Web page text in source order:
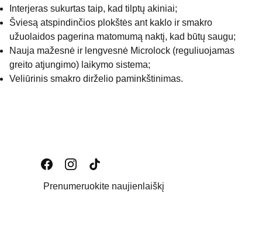
Interjeras sukurtas taip, kad tilptų akiniai;
Šviesą atspindinčios plokštės ant kaklo ir smakro
užuolaidos pagerina matomumą naktį, kad būtų saugu;
Nauja mažesnė ir lengvesnė Microlock (reguliuojamas
greito atjungimo) laikymo sistema;
Veliūrinis smakro dirželio paminkštinimas.
Prenumeruokite naujienlaiškį